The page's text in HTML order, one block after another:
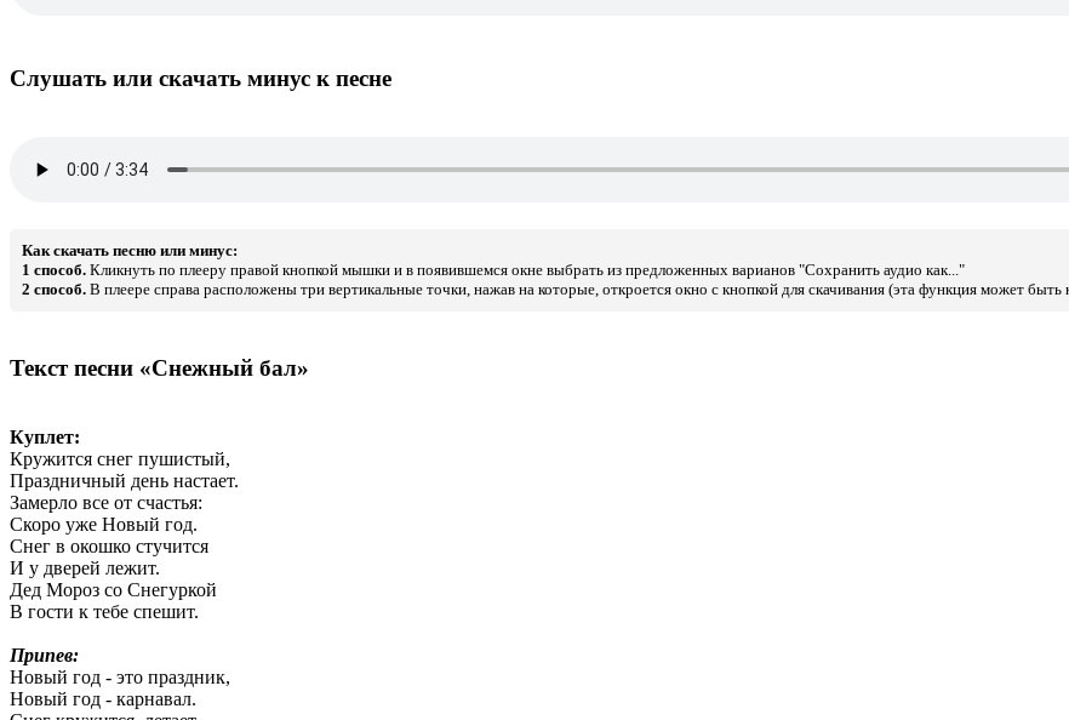
Слушать или скачать минус к песне
Как скачать песню или минус:
1 способ. Кликнуть по плееру правой кнопкой мышки и в появившемся окне выбрать из предложенных варианов "Сохранить аудио как..."
2 способ. В плеере справа расположены три вертикальные точки, нажав на которые, откроется окно с кнопкой для скачивания (эта функция может быть
Текст песни «Снежный бал»
Куплет:
Кружится снег пушистый,
Праздничный день настает.
Замерло все от счастья:
Скоро уже Новый год.
Снег в окошко стучится
И у дверей лежит.
Дед Мороз со Снегуркой
В гости к тебе спешит.
Припев:
Новый год - это праздник,
Новый год - карнавал.